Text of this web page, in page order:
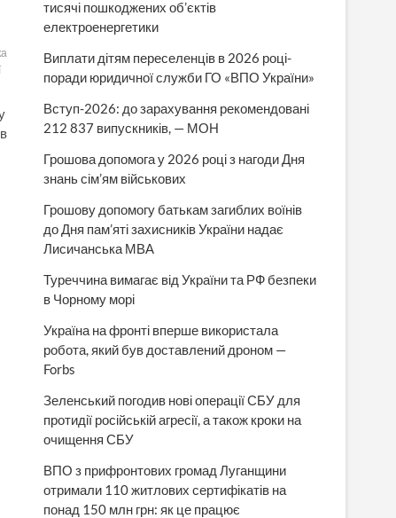
тисячі пошкоджених об’єктів
електроенергетики
Виплати дітям переселенців в 2026 році-
поради юридичної служби ГО «ВПО України»
Вступ-2026: до зарахування рекомендовані
212 837 випускників, — МОН
Грошова допомога у 2026 році з нагоди Дня
знань сім’ям військових
Грошову допомогу батькам загиблих воїнів
до Дня пам’яті захисників України надає
Лисичанська МВА
Туреччина вимагає від України та РФ безпеки
в Чорному морі
Україна на фронті вперше використала
робота, який був доставлений дроном —
Forbs
Зеленський погодив нові операції СБУ для
протидії російській агресії, а також кроки на
очищення СБУ
ВПО з прифронтових громад Луганщини
отримали 110 житлових сертифікатів на
понад 150 млн грн: як це працює